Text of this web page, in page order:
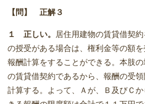
【問】 正解３
１ 正しい。
居住用建物の賃貸借契
の授受がある場合は、権利金等の額
報酬計算をすることができる。本肢
の賃貸借契約であるから、報酬の受
計算する。よって、Ａが、Ｂ及びＣ